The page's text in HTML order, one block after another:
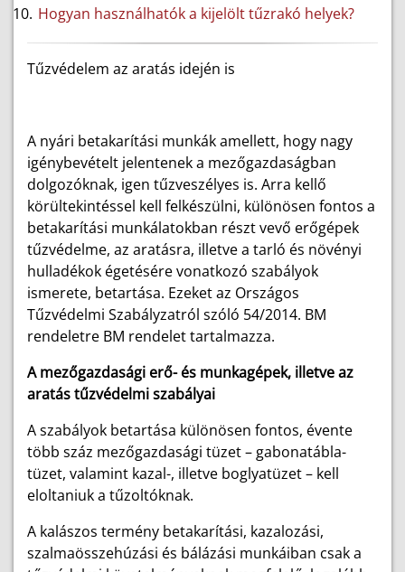
Hogyan használhatók a kijelölt tűzrakó helyek?
Tűzvédelem az aratás idején is
A nyári betakarítási munkák amellett, hogy nagy
igénybevételt jelentenek a mezőgazdaságban
dolgozóknak, igen tűzveszélyes is. Arra kellő
körültekintéssel kell felkészülni, különösen fontos a
betakarítási munkálatokban részt vevő erőgépek
tűzvédelme, az aratásra, illetve a tarló és növényi
hulladékok égetésére vonatkozó szabályok
ismerete, betartása. Ezeket az Országos
Tűzvédelmi Szabályzatról szóló 54/2014. BM
rendeletre BM rendelet tartalmazza.
A mezőgazdasági erő- és munkagépek, illetve az
aratás tűzvédelmi szabályai
A szabályok betartása különösen fontos, évente
több száz mezőgazdasági tüzet – gabonatábla-
tüzet, valamint kazal-, illetve boglyatüzet – kell
eloltaniuk a tűzoltóknak.
A kalászos termény betakarítási, kazalozási,
szalmaösszehúzási és bálázási munkáiban csak a